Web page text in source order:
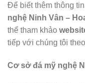
Để biết thêm thông
nghệ Ninh Vân –
thể tham khảo
tiếp với chúng tôi
Cơ sở đá mỹ nghệ